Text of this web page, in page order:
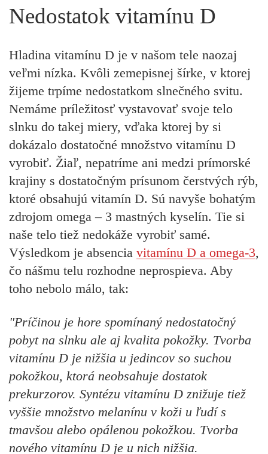
Nedostatok vitamínu D
Hladina vitamínu D je v našom tele naozaj
veľmi nízka. Kvôli zemepisnej šírke, v ktorej
žijeme trpíme nedostatkom slnečného svitu.
Nemáme príležitosť vystavovať svoje telo
slnku do takej miery, vďaka ktorej by si
dokázalo dostatočné množstvo vitamínu D
vyrobiť. Žiaľ, nepatríme ani medzi prímorské
krajiny s dostatočným prísunom čerstvých rýb,
ktoré obsahujú vitamín D. Sú navyše bohatým
zdrojom omega – 3 mastných kyselín. Tie si
naše telo tiež nedokáže vyrobiť samé.
Výsledkom je absencia vitamínu D a omega-3,
čo nášmu telu rozhodne neprospieva. Aby
toho nebolo málo, tak:
"Príčinou je hore spomínaný nedostatočný
pobyt na slnku ale aj kvalita pokožky. Tvorba
vitamínu D je nižšia u jedincov so suchou
pokožkou, ktorá neobsahuje dostatok
prekurzorov. Syntézu vitamínu D znižuje tiež
vyššie množstvo melanínu v koži u ľudí s
tmavšou alebo opálenou pokožkou. Tvorba
nového vitamínu D je u nich nižšia.